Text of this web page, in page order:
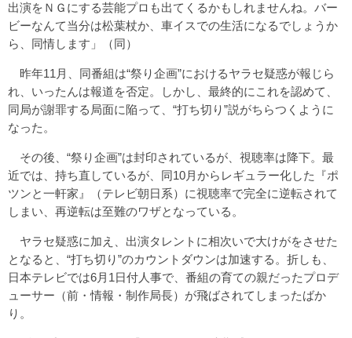
出演をＮＧにする芸能プロも出てくるかもしれませんね。バー
ビーなんて当分は松葉杖か、車イスでの生活になるでしょうか
ら、同情します」（同）
昨年11月、同番組は“祭り企画”におけるヤラセ疑惑が報じら
れ、いったんは報道を否定。しかし、最終的にこれを認めて、
同局が謝罪する局面に陥って、“打ち切り”説がちらつくように
なった。
その後、“祭り企画”は封印されているが、視聴率は降下。最
近では、持ち直しているが、同10月からレギュラー化した『ポ
ツンと一軒家』（テレビ朝日系）に視聴率で完全に逆転されて
しまい、再逆転は至難のワザとなっている。
ヤラセ疑惑に加え、出演タレントに相次いで大けがをさせた
となると、“打ち切り”のカウントダウンは加速する。折しも、
日本テレビでは6月1日付人事で、番組の育ての親だったプロデ
ューサー（前・情報・制作局長）が飛ばされてしまったばか
り。